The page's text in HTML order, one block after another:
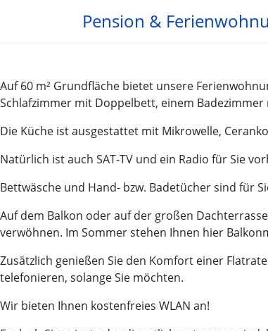
Pension &
Auf 60 m² Grundfläche bietet unsere
Schlafzimmer mit Doppelbett, einem
Die Küche ist ausgestattet mit Mikrowelle,
Natürlich ist auch SAT-TV und ein Radio für Sie
Bettwäsche und Hand- bzw. Badetücher sind für
Auf dem Balkon oder auf der großen
verwöhnen. Im Sommer stehen Ihnen hier
Zusätzlich genießen Sie den Komfort einer
telefonieren, solange Sie möchten.
Wir bieten Ihnen kostenfreies WLAN an!